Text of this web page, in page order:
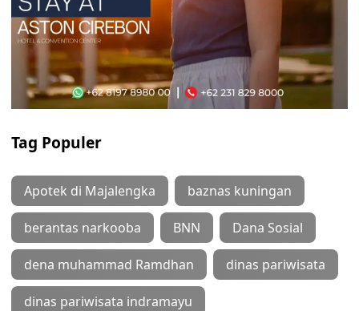
Tag Populer
Apotek di Majalengka baznas kuningan
berantas narkooba BNN Dana Sosial
dena muhammad Ramdhan dinas pariwisata
dinas pariwisata indramayu